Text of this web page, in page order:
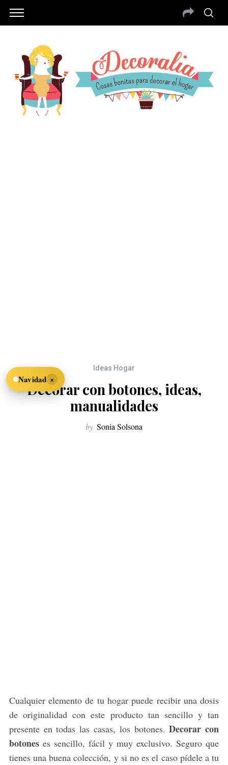
Ideas Hogar
Decorar con botones, ideas,
manualidades
by Sonia Solsona
Cualquier elemento de tu hogar puede recibir una dosis
de originalidad con este producto tan sencillo y tan
presente en todas las casas, los botones.Decorar con
botoneses sencillo, fácil y muy exclusivo. Seguro que
tienes una buena colección, y si no es el caso pídele a tu
Navidad ×